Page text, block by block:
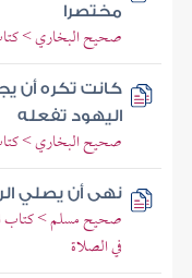
مختصرا
صحيح البخاري >
كانت تكره أن
اليهود تفعله
صحيح البخاري >
نهى أن يصلي
صحيح مسلم > كتاب
في الصلاة